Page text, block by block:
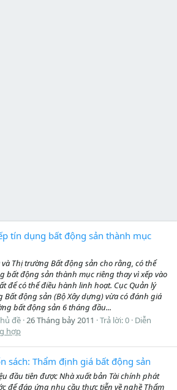
tín dụng bất động sản thành mục
và Thị trường Bất động sản cho rằng, có thể
bất động sản thành mục riêng thay vì xếp vào
để có thể điều hành linh hoạt. Cục Quản lý
Bất động sản (Bộ Xây dựng) vừa có đánh giá
bất động sản 6 tháng đầu...
đề 26 Tháng bảy 2011 Trả lời: 0 Diễn
hợp
sách: Thẩm định giá bất động sản
đầu tiên được Nhà xuất bản Tài chính phát
để đáp ứng nhu cầu thực tiễn về nghề Thẩm